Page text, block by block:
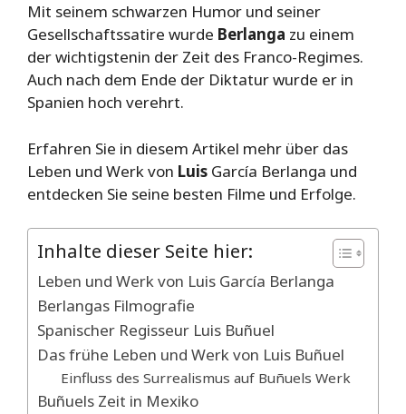
Mit seinem schwarzen Humor und seiner
Gesellschaftssatire wurde Berlanga zu einem
der wichtigstenin der Zeit des Franco-Regimes.
Auch nach dem Ende der Diktatur wurde er in
Spanien hoch verehrt.
Erfahren Sie in diesem Artikel mehr über das
Leben und Werk von Luis García Berlanga und
entdecken Sie seine besten Filme und Erfolge.
Inhalte dieser Seite hier:
Leben und Werk von Luis García Berlanga
Berlangas Filmografie
Spanischer Regisseur Luis Buñuel
Das frühe Leben und Werk von Luis Buñuel
Einfluss des Surrealismus auf Buñuels Werk
Buñuels Zeit in Mexiko